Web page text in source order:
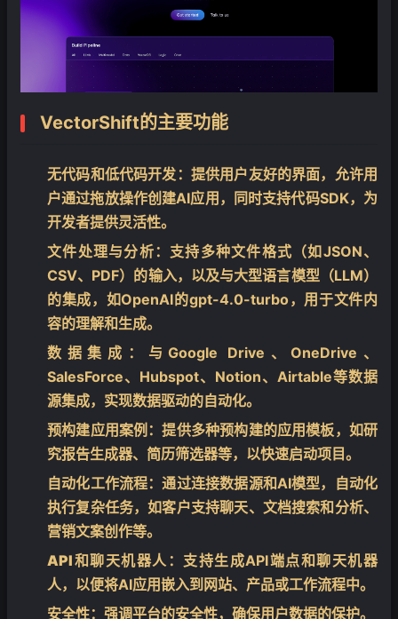
VectorShift的主要功能
无代码和低代码开发 ：提供用户友好的界面，允许用
户通过拖放操作创建AI应用，同时支持代码SDK，为
开发者提供灵活性。
文件处理与分析 ：支持多种文件格式（如JSON、
CSV、PDF）的输入，以及与大型语言模型（LLM）
的集成，如OpenAI的gpt-4.0-turbo，用于文件内
容的理解和生成。
数据集成 ：与Google Drive、OneDrive、
SalesForce、Hubspot、Notion、Airtable等数据
源集成，实现数据驱动的自动化。
预构建应用案例 ：提供多种预构建的应用模板，如研
究报告生成器、简历筛选器等，以快速启动项目。
自动化工作流程：通过连接数据源和AI模型，自动化
执行复杂任务，如客户支持聊天、文档搜索和分析、
营销文案创作等。
API和聊天机器人 ：支持生成API端点和聊天机器
人，以便将AI应用嵌入到网站、产品或工作流程中。
安全性：强调平台的安全性，确保用户数据的保护。